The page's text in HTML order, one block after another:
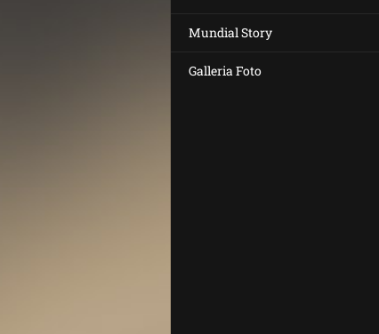
Mundial Story
Galleria Foto